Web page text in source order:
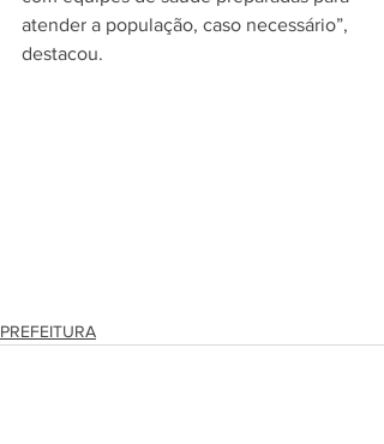
atender a população, caso necessário”,
destacou.
PREFEITURA